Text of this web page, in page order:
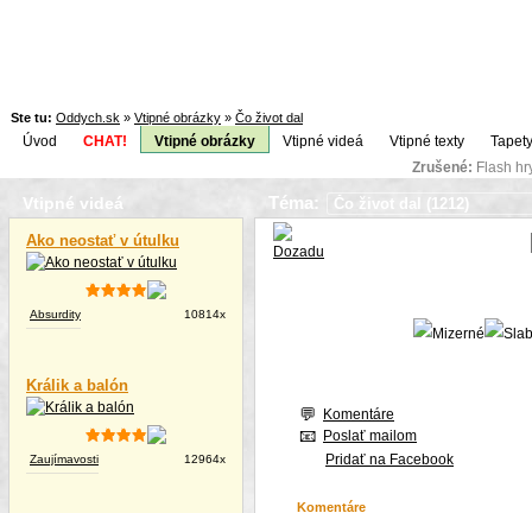
Ste tu: Oddych.sk » Vtipné obrázky » Čo život dal
Úvod CHAT! Vtipné obrázky Vtipné videá Vtipné texty
Zrušené: Flash
Vtipné videá
Ako neostať v útulku
Absurdity 10814x
Králik a balón
Zaujímavosti 12964x
Téma:
Komentáre
Poslať mailom
Pridať na Facebook
Komentáre